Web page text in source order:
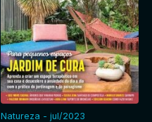
Natureza - jul/2023